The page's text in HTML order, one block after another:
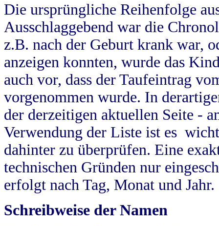
Die ursprüngliche Reihenfolge
Ausschlaggebend war die
z.B. nach der Geburt krank war,
anzeigen konnten, wurde das
auch vor, dass der Taufeintrag
vorgenommen wurde. In
der derzeitigen aktuellen Seite -
Verwendung der Liste ist es
dahinter zu überprüfen. Eine
technischen Gründen nur
erfolgt nach Tag, Monat und Jahr.
Schreibweise der Namen